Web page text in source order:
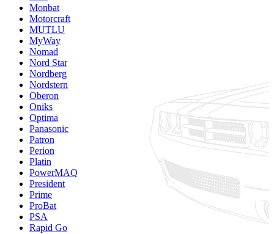
Monbat
Motorcraft
MUTLU
MyWay
Nomad
Nord Star
Nordberg
Nordstern
Oberon
Oniks
Optima
Panasonic
Patron
Perion
Platin
PowerMAQ
President
Prime
ProBat
PSA
Rapid Go